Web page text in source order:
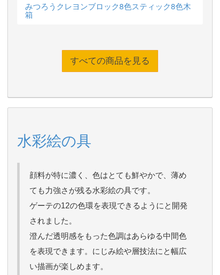
みつろうクレヨンブロック8色スティック8色木
箱
すべての商品を見る
水彩絵の具
顔料が特に濃く、色はとても鮮やかで、薄め
ても力強さが残る水彩絵の具です。
ゲーテの12の色環を表現できるようにと開発
されました。
澄んだ透明感をもった色調はあらゆる中間色
を表現できます。にじみ絵や層技法にと幅広
い描画が楽しめます。